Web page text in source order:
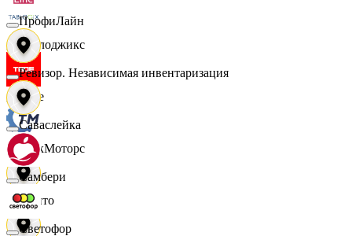
Таблоджикс
Твое
ТракМоторс
Фрито
ПрофиЛайн
Ревизор. Независимая инвентаризация
Саваслейка
Самбери
Светофор